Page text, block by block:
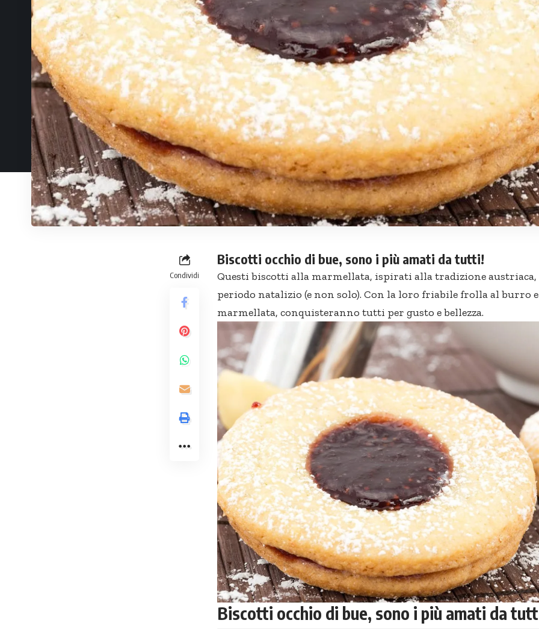
Condividi
Biscotti occhio di bue, sono i più amati da tutti!
Questi biscotti alla marmellata, ispirati alla tradizione
periodo natalizio (e non solo). Con la loro friabile frolla al burro
marmellata, conquisteranno tutti per gusto e bellezza.
Biscotti occhio di bue, sono i più amati da